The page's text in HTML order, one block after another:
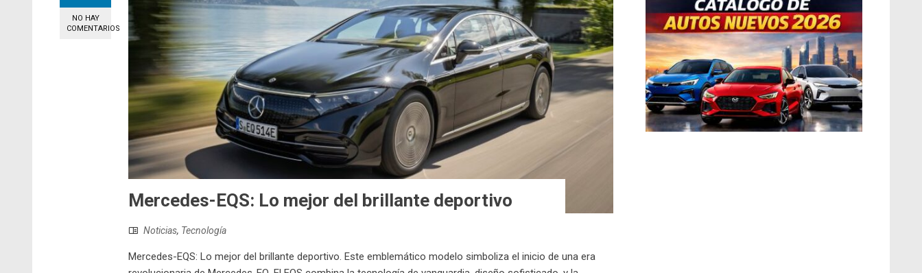
NO HAY
COMENTARIOS
Mercedes-EQS: Lo mejor del brillante deportivo
Noticias, Tecnología
Mercedes-EQS: Lo mejor del brillante deportivo. Este emblemático modelo simboliza el inicio de una era